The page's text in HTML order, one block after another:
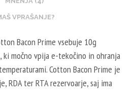
VPRAŠANJE?
Bacon Prime vsebuje 10g
ki močno vpija e-tekočino in ohranja
Cotton Bacon Prime je
RDA ter RTA rezervoarje, saj ima